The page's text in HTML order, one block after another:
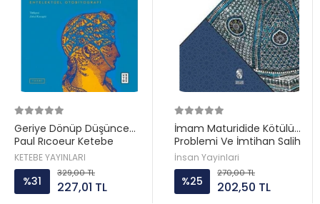
Geriye Dönüp Düşünce
Paul Rıcoeur Ketebe
KETEBE YAYINLARI
%31
329,00 TL
227,01 TL
İmam Maturidide Kötülük
Problemi Ve İmtihan Salih
Aydın İnsan
İnsan Yayinlari
%25
270,00 TL
202,50 TL